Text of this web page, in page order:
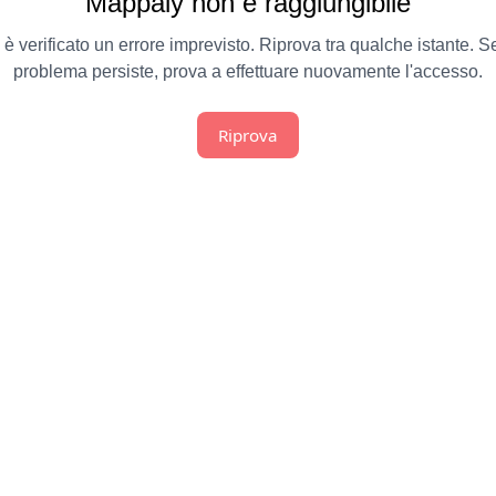
è verificato un errore imprevisto. Riprova tra qualche istante.
problema persiste, prova a effettuare nuovamente l'accesso.
Riprova